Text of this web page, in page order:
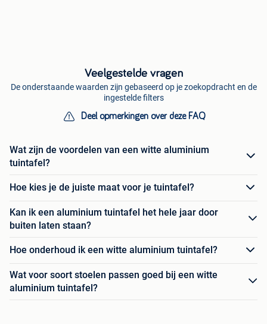
Veelgestelde vragen
De onderstaande waarden zijn gebaseerd op je zoekopdracht en de
ingestelde filters
Deel opmerkingen over deze FAQ
Wat zijn de voordelen van een witte aluminium
tuintafel?
Hoe kies je de juiste maat voor je tuintafel?
Kan ik een aluminium tuintafel het hele jaar door
buiten laten staan?
Hoe onderhoud ik een witte aluminium tuintafel?
Wat voor soort stoelen passen goed bij een witte
aluminium tuintafel?